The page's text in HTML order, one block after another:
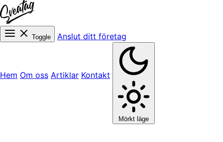
Toggle Anslut ditt företag
Hem Om oss Artiklar Kontakt
Mörkt läge